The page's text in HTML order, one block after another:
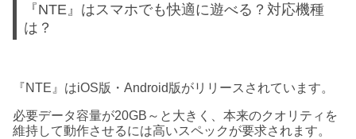
『NTE』はスマホでも快適に遊べる？対応機種
は？
『NTE』はiOS版・Android版がリリースされています。
必要データ容量が20GB～と大きく、本来のクオリティを
維持して動作させるには高いスペックが要求されます。